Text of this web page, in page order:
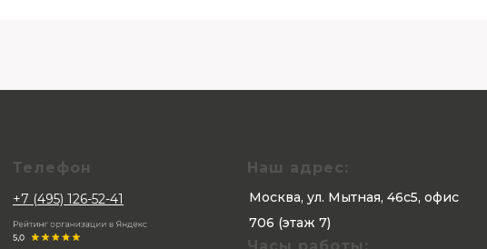
Телефон Наш адрес:
+7 (495) 126-52-41
Москва, ул. Мытная, 46с5, офис
706 (этаж 7)